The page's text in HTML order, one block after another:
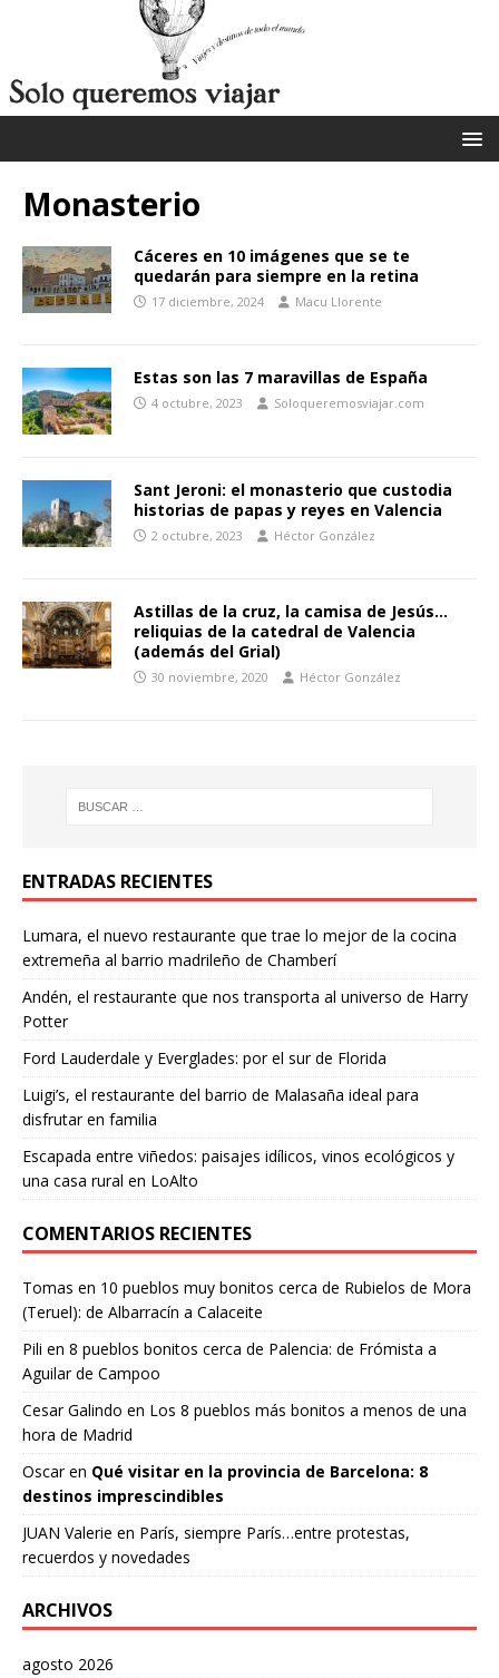
Monasterio
Cáceres en 10 imágenes que se te
quedarán para siempre en la retina
17 diciembre, 2024 Macu Llorente
Estas son las 7 maravillas de España
4 octubre, 2023 Soloqueremosviajar.com
Sant Jeroni: el monasterio que custodia
historias de papas y reyes en Valencia
2 octubre, 2023 Héctor González
Astillas de la cruz, la camisa de Jesús…
reliquias de la catedral de Valencia
(además del Grial)
30 noviembre, 2020 Héctor González
ENTRADAS RECIENTES
Lumara, el nuevo restaurante que trae lo mejor de la cocina
extremeña al barrio madrileño de Chamberí
Andén, el restaurante que nos transporta al universo de Harry
Potter
Ford Lauderdale y Everglades: por el sur de Florida
Luigi’s, el restaurante del barrio de Malasaña ideal para
disfrutar en familia
Escapada entre viñedos: paisajes idílicos, vinos ecológicos y
una casa rural en LoAlto
COMENTARIOS RECIENTES
Tomas en 10 pueblos muy bonitos cerca de Rubielos de Mora
(Teruel): de Albarracín a Calaceite
Pili en 8 pueblos bonitos cerca de Palencia: de Frómista a
Aguilar de Campoo
Cesar Galindo en Los 8 pueblos más bonitos a menos de una
hora de Madrid
Oscaren Qué visitar en la provincia de Barcelona: 8
destinos imprescindibles
JUAN Valerie en París, siempre París…entre protestas,
recuerdos y novedades
ARCHIVOS
agosto 2026